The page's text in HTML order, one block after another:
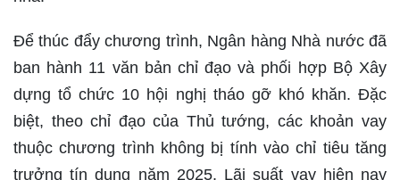
Để thúc đẩy chương trình, Ngân hàng Nhà nước đã
ban hành 11 văn bản chỉ đạo và phối hợp Bộ Xây
dựng tổ chức 10 hội nghị tháo gỡ khó khăn. Đặc
biệt, theo chỉ đạo của Thủ tướng, các khoản vay
thuộc chương trình không bị tính vào chỉ tiêu tăng
trưởng tín dụng năm 2025. Lãi suất vay hiện nay